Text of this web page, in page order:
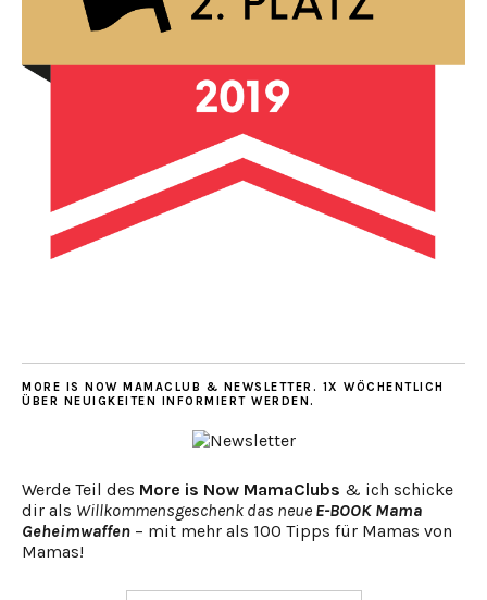
MORE IS NOW MAMACLUB & NEWSLETTER. 1X WÖCHENTLICH
ÜBER NEUIGKEITEN INFORMIERT WERDEN.
Werde Teil des More is Now MamaClubs & ich schicke
dir als Willkommensgeschenk das neue E-BOOK Mama
Geheimwaffen – mit mehr als 100 Tipps für Mamas von
Mamas!